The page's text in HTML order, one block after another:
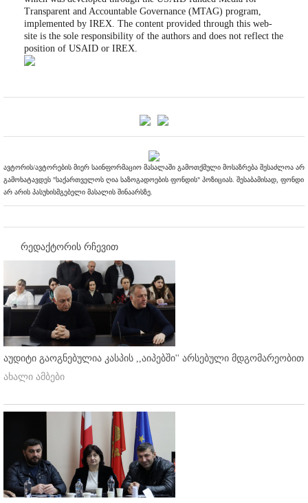
Transparent and Accountable Governance (MTAG) program,
implemented by IREX. The content provided through this web-
site is the sole responsibility of the authors and does not reflect the
position of USAID or IREX.
ავტორის/ავტორების მიერ საინფორმაციო მასალაში გამოთქმული მოსაზრება შესაძლოა არ
გამოხატავდეს "საქართველოს ღია საზოგადოების ფონდის" პოზიციას. შესაბამისად, ფონდი
არ არის პასუხისმგებელი მასალის შინაარსზე.
რედაქტორის რჩევით
აუდიტი გაოგნებულია კასპის ,,აიპებში'' არსებული მდგომარეობით
ახალი ამბები